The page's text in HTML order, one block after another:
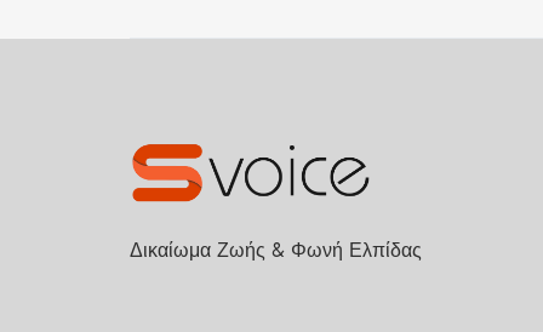
Δικαίωμα Ζωής & Φωνή Ελπίδας